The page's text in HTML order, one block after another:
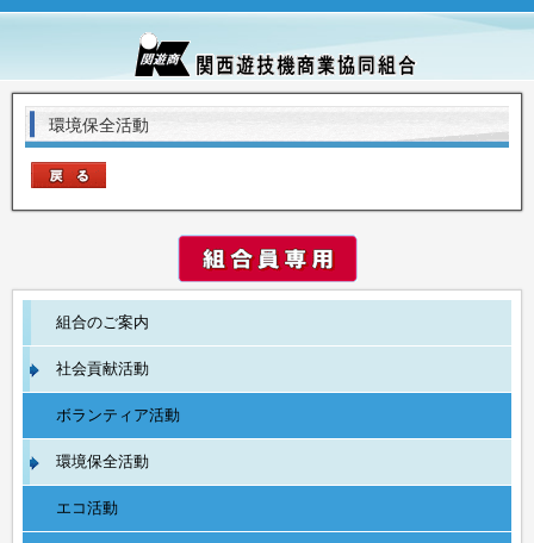
環境保全活動
組合のご案内
社会貢献活動
ボランティア活動
環境保全活動
エコ活動